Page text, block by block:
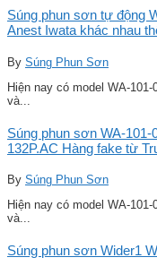
Súng phun sơn tự động
Anest Iwata khác nhau
By Súng Phun Sơn
Hiện nay có model WA-
và...
Súng phun sơn WA-101-
132P.AC Hàng fake từ
By Súng Phun Sơn
Hiện nay có model WA-
và...
Súng phun sơn Wider1